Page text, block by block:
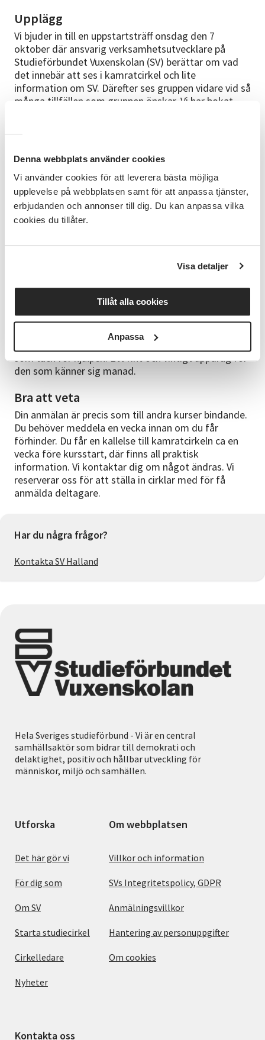
Denna webbplats använder cookies
Vi använder cookies för att leverera bästa möjliga
upplevelse på webbplatsen samt för att anpassa tjänster,
erbjudanden och annonser till dig. Du kan anpassa vilka
cookies du tillåter.
Visa detaljer
Tillåt alla cookies
Anpassa
Upplägg
Vi bjuder in till en uppstartsträff onsdag den 7
oktober där ansvarig verksamhetsutvecklare på
Studieförbundet Vuxenskolan (SV) berättar om vad
det innebär att ses i kamratcirkel och lite
information om SV. Därefter ses gruppen vidare vid så
många tillfällen som gruppen önskar. Vi har bokat
Studiematerial
Du tar med dig din egen laptop för att kunna
släktforska. Man kan teckna ett elevabonnemang via
oss i Arkiv digital på 13 veckor för 495kr.
Kamratcirkel
ingen arvoderad lärande ledare. En kamratcirkel är
egna arbetsmaterial. En i gruppen behöver utses till
cirkelledare för att registrera närvaro vid träffarna
men hen har inget lärande ansvar. Den som blir
cirkelledare får gå vår cirkelledarutbildning och
erbjuds gemenskap vid våra årliga cirkelledarträffar
som tack för hjälpen. Ett fint och viktigt uppdrag för
den som känner sig manad.
Bra att veta
Din anmälan är precis som till andra kurser bindande.
Du behöver meddela en vecka innan om du får
förhinder. Du får en kallelse till kamratcirkeln ca en
vecka före kursstart, där finns all praktisk
information. Vi kontaktar dig om något ändras. Vi
reserverar oss för att ställa in cirklar med för få
anmälda deltagare.
Har du några frågor?
Kontakta SV Halland
Hela Sveriges studieförbund - Vi är en central
samhällsaktör som bidrar till demokrati och
delaktighet, positiv och hållbar utveckling för
människor, miljö och samhällen.
Utforska
Det här gör vi
För dig som
Om SV
Starta studiecirkel
Cirkelledare
Nyheter
Om webbplatsen
Villkor och information
SVs Integritetspolicy, GDPR
Anmälningsvillkor
Hantering av personuppgifter
Om cookies
Kontakta oss